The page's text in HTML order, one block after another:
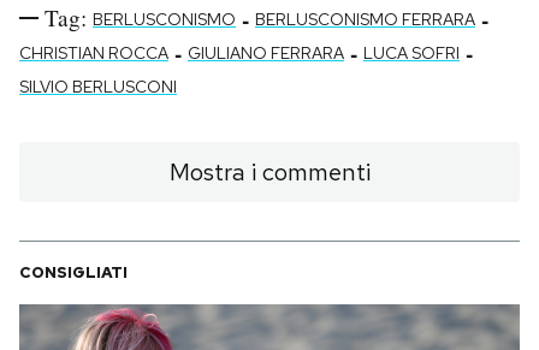
Tag: BERLUSCONISMO - BERLUSCONISMO FERRARA -
CHRISTIAN ROCCA - GIULIANO FERRARA - LUCA SOFRI -
SILVIO BERLUSCONI
Mostra i commenti
CONSIGLIATI